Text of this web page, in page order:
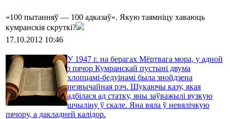
«100 пытанняў — 100 адказаў». Якую таямніцу хаваюць
кумранскія скруткі?
17.10.2012 10:46
У 1947 г. на берагах Мёртвага мора, у адной
з пячор Кумранскай пустыні двума
хлопцамі-бедуінамі была знойдзена
незвычайная рэч. Шукаючы казу, якая
адбілася ад статку, яны заўважылі вузкую
шчыліну ў скале. Яна вяла ў невялічкую
пячору, а дакладней калідор.